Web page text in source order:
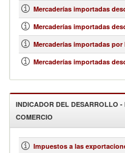
Mercaderías importadas
Mercaderías importadas
Mercaderías importadas
Mercaderías importadas
INDICADOR DEL DESARROLLO
COMERCIO
Impuestos a las